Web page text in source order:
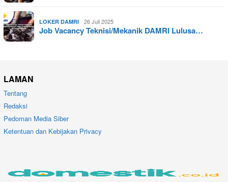
LOKER DAMRI 26 Juli 2025
Job Vacancy Teknisi/Mekanik DAMRI Lulusa…
LAMAN
Tentang
Redaksi
Pedoman Media Siber
Ketentuan dan Kebijakan Privacy